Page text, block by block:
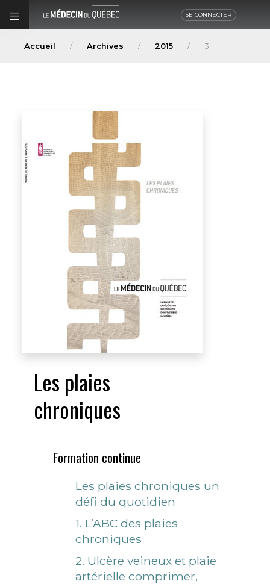
SE CONNECTER
Accueil Archives 2015 3
Les plaies
chroniques
Formation continue
Les plaies chroniques un
défi du quotidien
1. L’ABC des plaies
chroniques
2. Ulcère veineux et plaie
artérielle comprimer,